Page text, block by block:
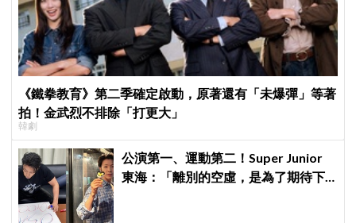
《鐵拳教育》第二季確定啟動，原著還有「未爆彈」等著
拍！金武烈不排除「打更大」
韓劇
公演第一、運動第二！Super Junior
東海：「離別的空虛，是為了期待下